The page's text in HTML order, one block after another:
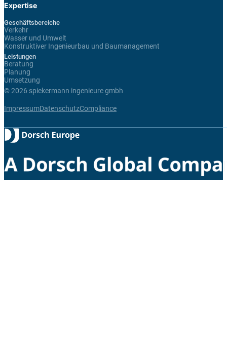
Expertise
Geschäftsbereiche
Verkehr
Wasser und Umwelt
Konstruktiver Ingenieurbau und Baumanagement
Leistungen
Beratung
Planung
Umsetzung
© 2026 spiekermann ingenieure gmbh
ImpressumDatenschutzCompliance